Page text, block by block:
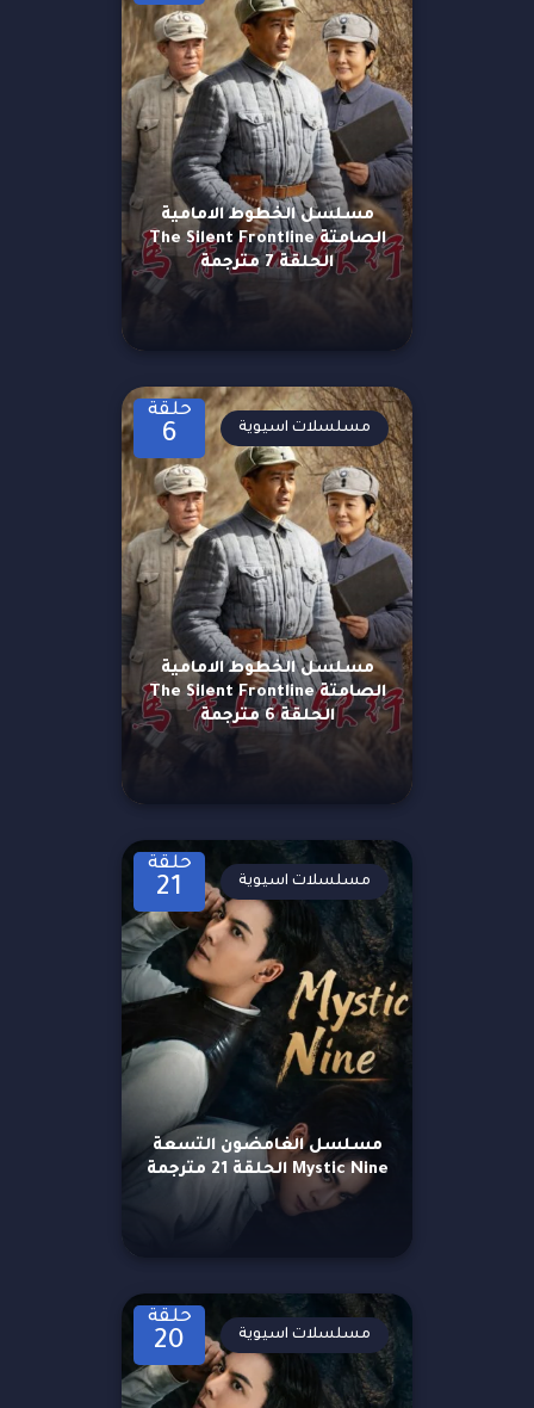
مسلسل الخطوط الامامية
الصامتة The Silent Frontline
الحلقة 7 مترجمة
حلقة
6
مسلسل الخطوط الامامية
الصامتة The Silent Frontline
الحلقة 6 مترجمة
مسلسلات اسيوية
حلقة
21
مسلسل الغامضون التسعة
Mystic Nine الحلقة 21 مترجمة
مسلسلات اسيوية
حلقة
20 مسلسلات اسيوية